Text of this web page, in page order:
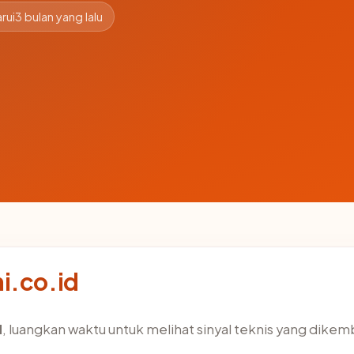
3 bulan yang lalu
, luangkan waktu untuk melihat sinyal teknis yang